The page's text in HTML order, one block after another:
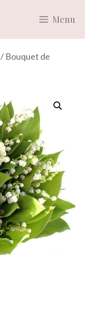
Menu
/ Bouquet de